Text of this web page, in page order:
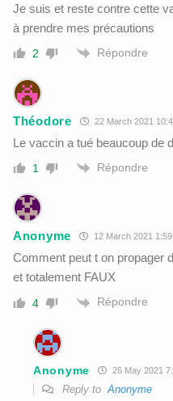
Je suis et reste contre cette
à prendre mes précautions
2 Répondre
Théodore 22 March 2021
Le vaccin a tué beaucoup de
1 Répondre
Anonyme 12 March 2021
Comment peut t on propager
et totalement FAUX
4 Répondre
Anonyme 26 May 2021
Reply to Anonyme